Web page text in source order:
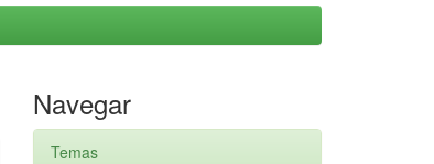
Navegar
Temas